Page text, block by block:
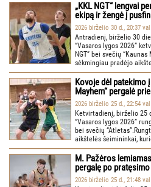
„KKL NGT“ lengvai
ekipą ir žengė į
2026 birželio 30 d., 20:37 val.
Antradienį, birželio 30
“Vasaros lygos 2026”
NGT” bei svečių
sėkmingiau pradėjo
Kovoje dėl patekimo
Mayhem“ pergalė
2026 birželio 25 d., 22:54 val.
Ketvirtadienį, birželio 25
“Vasaros lygos 2026”
bei svečių
aikštelės šeimininkai,
M. Pažėros
pergalę po pratęsimo
2026 birželio 25 d., 21:48 val.